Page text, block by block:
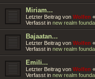
Miriam...
Letzter Beitrag von Wolfen «
Verfasst in new realm
Bajaatan...
Letzter Beitrag von Wolfen «
Verfasst in new realm
Emili...
Letzter Beitrag von Wolfen «
Verfasst in new realm